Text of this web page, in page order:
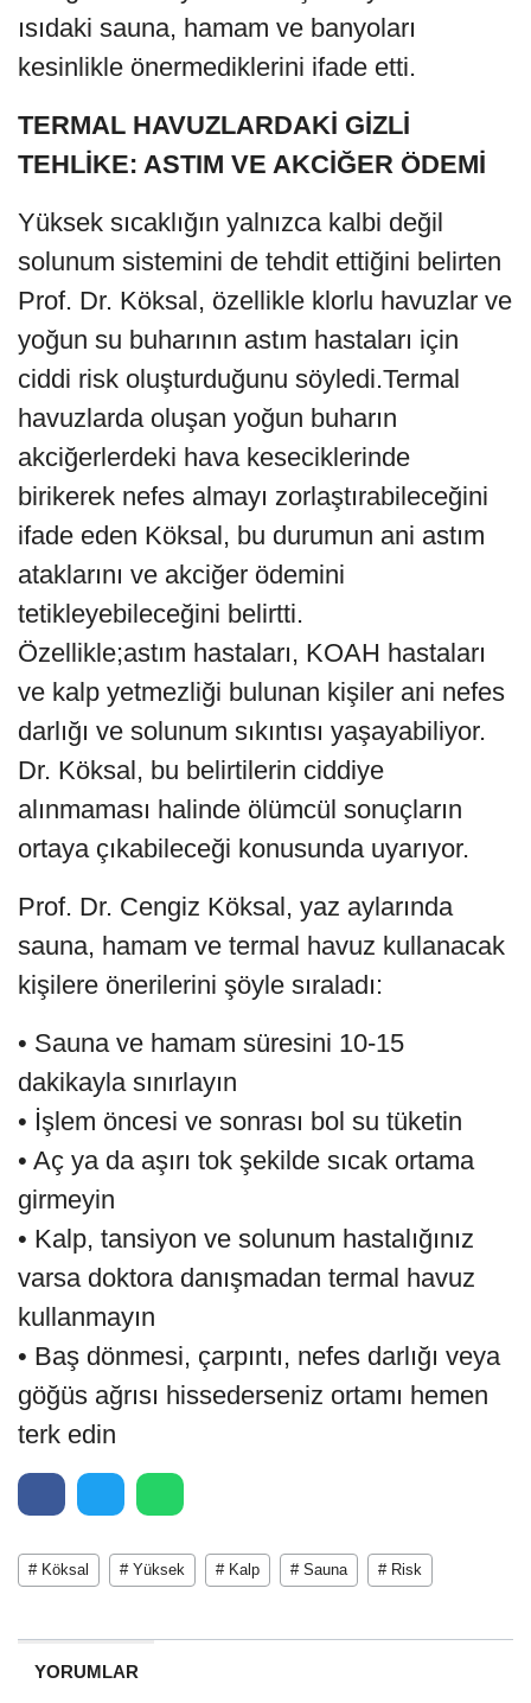
ısıdaki sauna, hamam ve banyoları
kesinlikle önermediklerini ifade etti.
TERMAL HAVUZLARDAKİ GİZLİ
TEHLİKE: ASTIM VE AKCİĞER ÖDEMİ
Yüksek sıcaklığın yalnızca kalbi değil
solunum sistemini de tehdit ettiğini belirten
Prof. Dr. Köksal, özellikle klorlu havuzlar ve
yoğun su buharının astım hastaları için
ciddi risk oluşturduğunu söyledi.Termal
havuzlarda oluşan yoğun buharın
akciğerlerdeki hava keseciklerinde
birikerek nefes almayı zorlaştırabileceğini
ifade eden Köksal, bu durumun ani astım
ataklarını ve akciğer ödemini
tetikleyebileceğini belirtti.
Özellikle;astım hastaları, KOAH hastaları
ve kalp yetmezliği bulunan kişiler ani nefes
darlığı ve solunum sıkıntısı yaşayabiliyor.
Dr. Köksal, bu belirtilerin ciddiye
alınmaması halinde ölümcül sonuçların
ortaya çıkabileceği konusunda uyarıyor.
Prof. Dr. Cengiz Köksal, yaz aylarında
sauna, hamam ve termal havuz kullanacak
kişilere önerilerini şöyle sıraladı:
• Sauna ve hamam süresini 10-15
dakikayla sınırlayın
• İşlem öncesi ve sonrası bol su tüketin
• Aç ya da aşırı tok şekilde sıcak ortama
girmeyin
• Kalp, tansiyon ve solunum hastalığınız
varsa doktora danışmadan termal havuz
kullanmayın
• Baş dönmesi, çarpıntı, nefes darlığı veya
göğüs ağrısı hissederseniz ortamı hemen
terk edin
# Köksal # Yüksek # Kalp # Sauna # Risk
YORUMLAR